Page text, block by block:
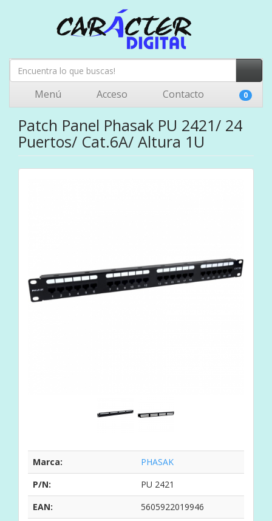
Menú Acceso Contacto 0
Patch Panel Phasak PU 2421/ 24
Puertos/ Cat.6A/ Altura 1U
Marca:
PHASAK
P/N:
PU 2421
EAN:
5605922019946